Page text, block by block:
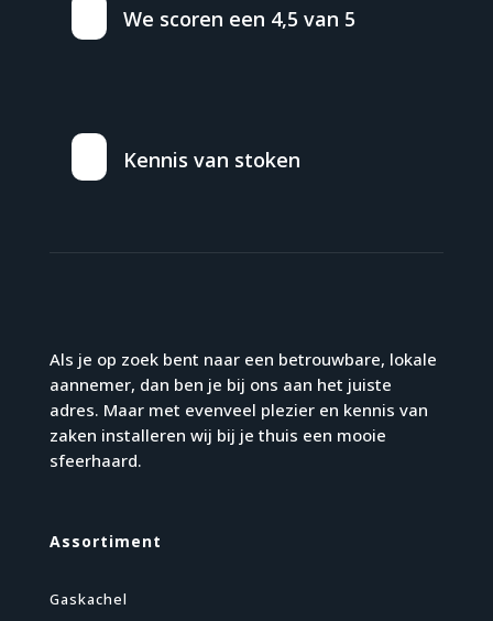
We scoren een 4,5 van 5
Kennis van stoken
Als je op zoek bent naar een betrouwbare, lokale
aannemer, dan ben je bij ons aan het juiste
adres. Maar met evenveel plezier en kennis van
zaken installeren wij bij je thuis een mooie
sfeerhaard.
Assortiment
Gaskachel